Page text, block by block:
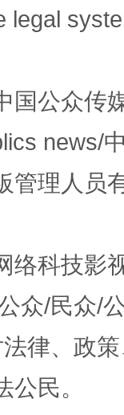
法
legal
国公众传
news/
管理人员
络科技影
众/民众/
律、政
民。